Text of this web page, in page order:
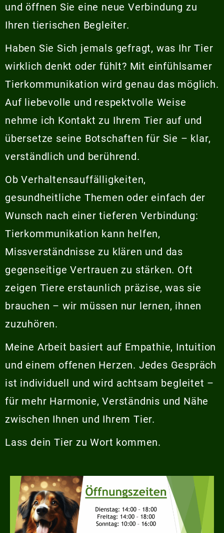
und öffnen Sie eine neue Verbindung zu
Ihren tierischen Begleiter.
Haben Sie Sich jemals gefragt, was Ihr Tier
wirklich denkt oder fühlt? Mit einfühlsamer
Tierkommunikation wird genau das möglich.
Auf liebevolle und respektvolle Weise
nehme ich Kontakt zu Ihrem Tier auf und
übersetze seine Botschaften für Sie – klar,
verständlich und berührend.
Ob Verhaltensauffälligkeiten,
gesundheitliche Themen oder einfach der
Wunsch nach einer tieferen Verbindung:
Tierkommunikation kann helfen,
Missverständnisse zu klären und das
gegenseitige Vertrauen zu stärken. Oft
zeigen Tiere erstaunlich präzise, was sie
brauchen – wir müssen nur lernen, ihnen
zuzuhören.
Meine Arbeit basiert auf Empathie, Intuition
und einem offenen Herzen. Jedes Gespräch
ist individuell und wird achtsam begleitet –
für mehr Harmonie, Verständnis und Nähe
zwischen Ihnen und Ihrem Tier.
Lass dein Tier zu Wort kommen.